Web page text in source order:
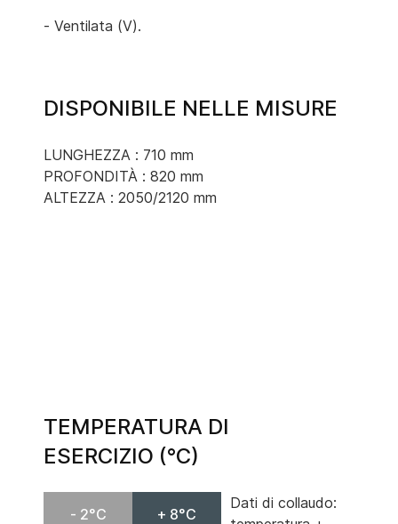
- Ventilata (V).
DISPONIBILE NELLE MISURE
LUNGHEZZA : 710 mm
PROFONDITÀ : 820 mm
ALTEZZA : 2050/2120 mm
TEMPERATURA DI
ESERCIZIO (°C)
- 2°C + 8°C
Dati di collaudo: